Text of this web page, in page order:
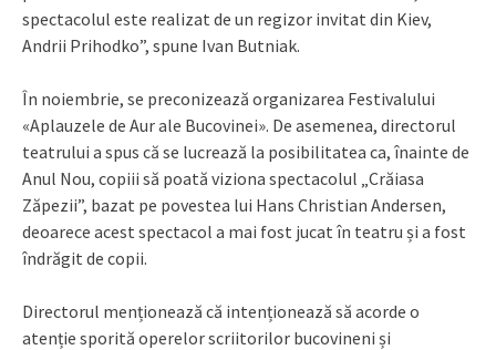
spectacolul este realizat de un regizor invitat din Kiev,
Andrii Prihodko”, spune Ivan Butniak.
În noiembrie, se preconizează organizarea Festivalului
«Aplauzele de Aur ale Bucovinei». De asemenea, directorul
teatrului a spus că se lucrează la posibilitatea ca, înainte de
Anul Nou, copiii să poată viziona spectacolul „Crăiasa
Zăpezii”, bazat pe povestea lui Hans Christian Andersen,
deoarece acest spectacol a mai fost jucat în teatru și a fost
îndrăgit de copii.
Directorul menționează că intenționează să acorde o
atenție sporită operelor scriitorilor bucovineni și